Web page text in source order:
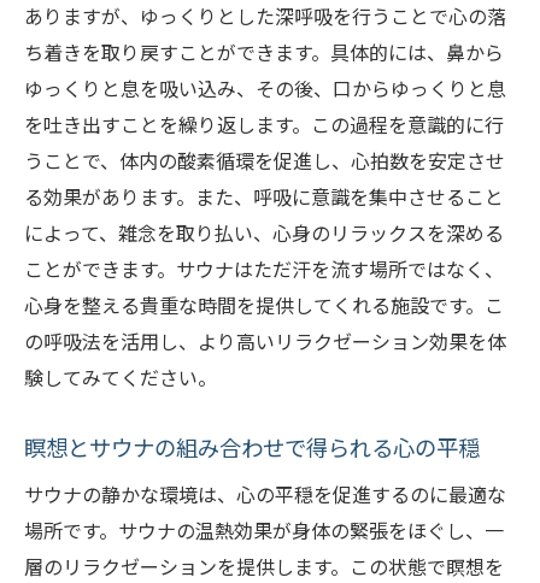
ありますが、ゆっくりとした深呼吸を行うことで心の落
ち着きを取り戻すことができます。具体的には、鼻から
ゆっくりと息を吸い込み、その後、口からゆっくりと息
を吐き出すことを繰り返します。この過程を意識的に行
うことで、体内の酸素循環を促進し、心拍数を安定させ
る効果があります。また、呼吸に意識を集中させること
によって、雑念を取り払い、心身のリラックスを深める
ことができます。サウナはただ汗を流す場所ではなく、
心身を整える貴重な時間を提供してくれる施設です。こ
の呼吸法を活用し、より高いリラクゼーション効果を体
験してみてください。
瞑想とサウナの組み合わせで得られる心の平穏
サウナの静かな環境は、心の平穏を促進するのに最適な
場所です。サウナの温熱効果が身体の緊張をほぐし、一
層のリラクゼーションを提供します。この状態で瞑想を